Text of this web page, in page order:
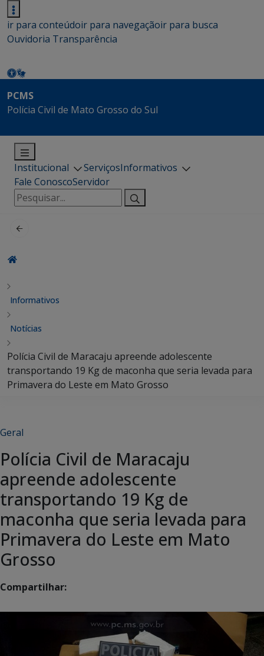
ir para conteúdoir para navegaçãoir para busca
Ouvidoria Transparência
PCMS
Polícia Civil de Mato Grosso do Sul
Institucional ServiçosInformativos
Fale ConoscoServidor
Pesquisar
por:
Informativos
Notícias
Polícia Civil de Maracaju apreende adolescente
transportando 19 Kg de maconha que seria levada para
Primavera do Leste em Mato Grosso
Geral
Polícia Civil de Maracaju
apreende adolescente
transportando 19 Kg de
maconha que seria levada para
Primavera do Leste em Mato
Grosso
Compartilhar: